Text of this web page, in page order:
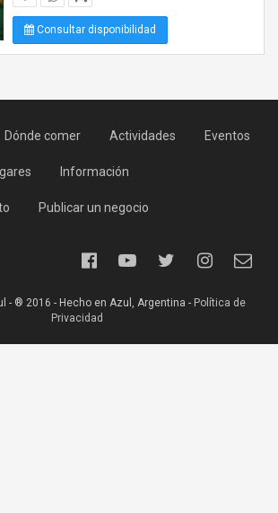
Consultar disponibilidad
Dónde comer Actividades Eventos
Información
Publicar un negocio
- ® 2016 - Hecho en Azul, Argentina - Política de
Privacidad